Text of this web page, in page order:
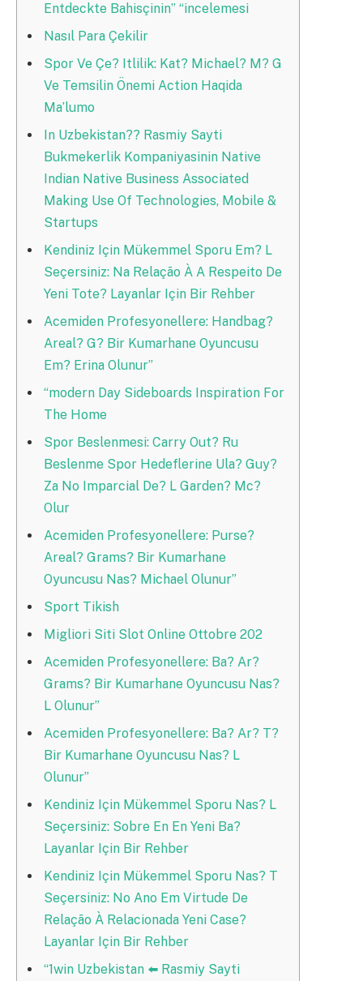
Entdeckte Bahisçinin” “incelemesi
Nasıl Para Çekilir
Spor Ve Çe? Itlilik: Kat? Michael? M? G
Ve Temsilin Önemi Action Haqida
Ma’lumo
In Uzbekistan?? Rasmiy Sayti
Bukmekerlik Kompaniyasinin Native
Indian Native Business Associated
Making Use Of Technologies, Mobile &
Startups
Kendiniz Için Mükemmel Sporu Em? L
Seçersiniz: Na Relação À A Respeito De
Yeni Tote? Layanlar Için Bir Rehber
Acemiden Profesyonellere: Handbag?
Areal? G? Bir Kumarhane Oyuncusu
Em? Erina Olunur”
“modern Day Sideboards Inspiration For
The Home
Spor Beslenmesi: Carry Out? Ru
Beslenme Spor Hedeflerine Ula? Guy?
Za No Imparcial De? L Garden? Mc?
Olur
Acemiden Profesyonellere: Purse?
Areal? Grams? Bir Kumarhane
Oyuncusu Nas? Michael Olunur”
Sport Tikish​
Migliori Siti Slot Online Ottobre 202
Acemiden Profesyonellere: Ba? Ar?
Grams? Bir Kumarhane Oyuncusu Nas?
L Olunur”
Acemiden Profesyonellere: Ba? Ar? T?
Bir Kumarhane Oyuncusu Nas? L
Olunur”
Kendiniz Için Mükemmel Sporu Nas? L
Seçersiniz: Sobre En En Yeni Ba?
Layanlar Için Bir Rehber
Kendiniz Için Mükemmel Sporu Nas? T
Seçersiniz: No Ano Em Virtude De
Relação À Relacionada Yeni Case?
Layanlar Için Bir Rehber
“1win Uzbekistan ⬅️ Rasmiy Sayti